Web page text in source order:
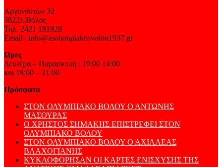
Αργοναυτών 32
38221 Βόλος
Τηλ. 2421 181828
Email : info@asolympiakosvolou1937.gr
Ώρες
Δευτέρα – Παρασκευή : 10:00 14:00
και 18:00 – 21:00
Πρόσφατα
ΣΤΟΝ ΟΛΥΜΠΙΑΚΟ ΒΟΛΟΥ Ο ΑΝΤΩΝΗΣ
ΜΑΣΟΥΡΑΣ
Ο ΧΡΗΣΤΟΣ ΣΗΜΑΚΗΣ ΕΠΙΣΤΡΕΦΕΙ ΣΤΟΝ
ΟΛΥΜΠΙΑΚΟ ΒΟΛΟΥ
ΣΤΟΝ ΟΛΥΜΠΙΑΚΟ ΒΟΛΟΥ Ο ΑΧΙΛΛΕΑΣ
ΒΛΑΧΟΓΙΑΝΗΣ
ΚΥΚΛΟΦΟΡΗΣΑΝ ΟΙ ΚΑΡΤΕΣ ΕΝΙΣΧΥΣΗΣ ΤΗΣ